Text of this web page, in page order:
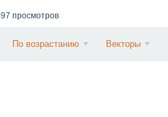
просмотров
По возрастанию Векторы